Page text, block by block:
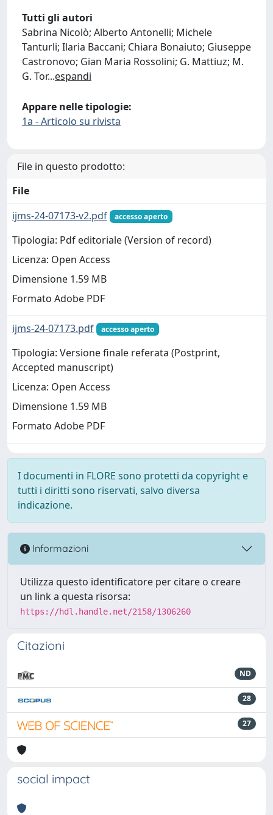
Tutti gli autori
Sabrina Nicolò; Alberto Antonelli; Michele
Tanturli; Ilaria Baccani; Chiara Bonaiuto; Giuseppe
Castronovo; Gian Maria Rossolini; G. Mattiuz; M.
G. Tor...espandi
Appare nelle tipologie:
1a - Articolo su rivista
File in questo prodotto:
File
ijms-24-07173-v2.pdf
accesso aperto
Tipologia: Pdf editoriale (Version of record)
Licenza: Open Access
Dimensione 1.59 MB
Formato Adobe PDF
ijms-24-07173.pdf accesso aperto
Tipologia: Versione finale referata (Postprint,
Accepted manuscript)
Licenza: Open Access
Dimensione 1.59 MB
Formato Adobe PDF
I documenti in FLORE sono protetti da copyright e
tutti i diritti sono riservati, salvo diversa
indicazione.
Informazioni
Utilizza questo identificatore per citare o creare
un link a questa risorsa:
https://hdl.handle.net/2158/1306260
Citazioni
ND
28
27
social impact